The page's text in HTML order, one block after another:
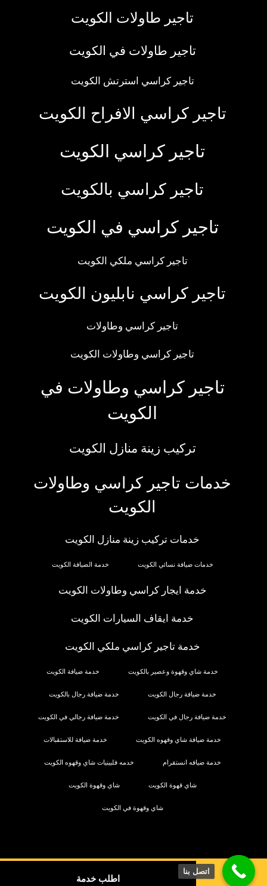
تاجير طاولات الكويت
تاجير طاولات في الكويت
تاجير كراسي استرتش الكويت
تاجير كراسي الافراح الكويت
تاجير كراسي الكويت
تاجير كراسي بالكويت
تاجير كراسي في الكويت
تاجير كراسي ملكي الكويت
تاجير كراسي نابليون الكويت
تاجير كراسي وطاولات
تاجير كراسي وطاولات الكويت
تاجير كراسي وطاولات في
الكويت
تركيب زينة منازل الكويت
خدمات تاجير كراسي وطاولات
الكويت
خدمات تركيب زينة منازل الكويت
خدمات ضيافة نسائي الكويت خدمة الضيافة الكويت
خدمة ايجار كراسي وطاولات الكويت
خدمة ايقاف السيارات الكويت
خدمة تاجير كراسي ملكي الكويت
خدمة شاي وقهوة وعصير بالكويت خدمة ضيافة الكويت
خدمة ضيافة رجال الكويت خدمة ضيافة رجال بالكويت
خدمة ضيافة رجال في الكويت خدمة ضيافة رجالي في الكويت
خدمة ضيافة شاي وقهوه الكويت خدمة ضيافة للاستقبالات
خدمة ضيافه انستقرام خدمه فلبينيات شاي وقهوه الكويت
شاي قهوة الكويت شاي وقهوة الكويت
شاي وقهوة في الكويت
© حقوق النشر 2026. كل الحقوق محفوظة. اطلب خدمة
اتصل بنا